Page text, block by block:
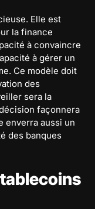
Elle est
la finance
à convaincre
à gérer un
Ce modèle doit
des
sera la
façonnera
enverra aussi un
des banques